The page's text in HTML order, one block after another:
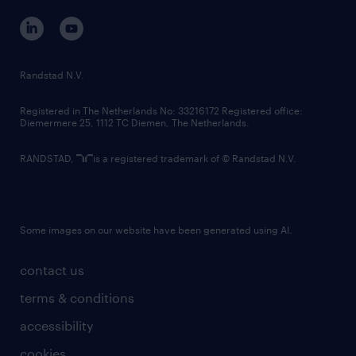
corporate governance
randstad innovation fund
country websites
contact us
terms & conditions
accessibility
Randstad N.V.
Registered in The Netherlands No: 33216172 Registered office:
Diemermere 25, 1112 TC Diemen, The Netherlands.
RANDSTAD, is a registered trademark of © Randstad N.V.
Some images on our website have been generated using AI.